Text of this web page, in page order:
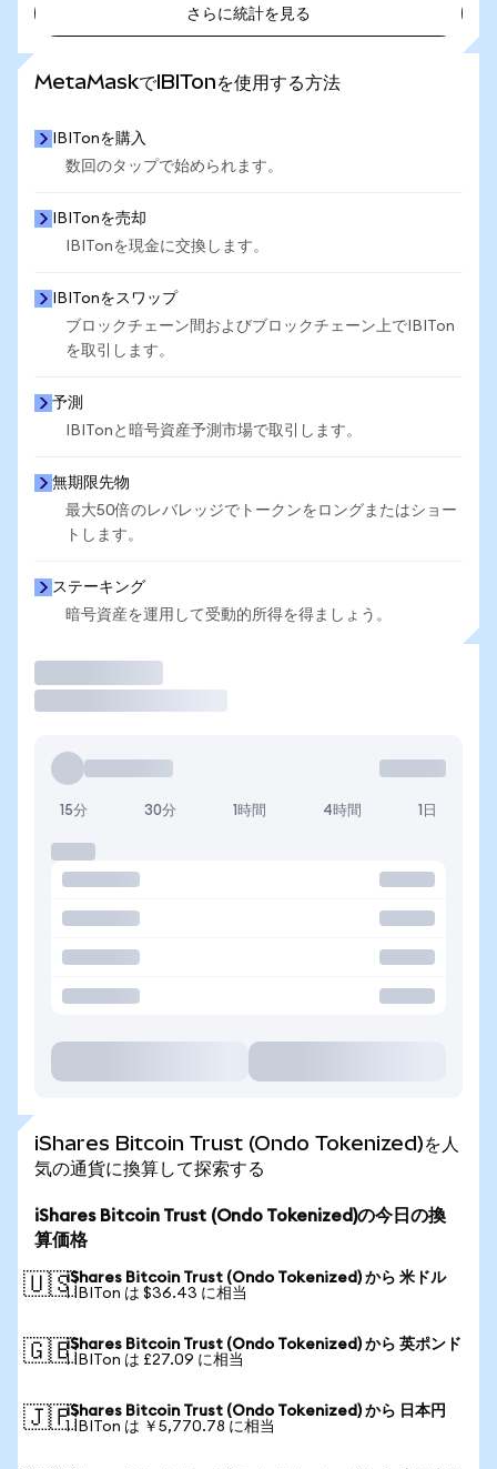
さらに統計を見る
MetaMaskでIBITonを使用する方法
IBITonを購入
数回のタップで始められます。
IBITonを売却
IBITonを現金に交換します。
IBITonをスワップ
ブロックチェーン間およびブロックチェーン上でIBITon
を取引します。
予測
IBITonと暗号資産予測市場で取引します。
無期限先物
最大50倍のレバレッジでトークンをロングまたはショー
トします。
ステーキング
暗号資産を運用して受動的所得を得ましょう。
15分 30分 1時間 4時間 1日
iShares Bitcoin Trust (Ondo Tokenized)を人
気の通貨に換算して探索する
iShares Bitcoin Trust (Ondo Tokenized)の今日の換
算価格
🇺🇸iShares Bitcoin Trust (Ondo Tokenized) から 米ドル
1 IBITon は $36.43 に相当
🇬🇧iShares Bitcoin Trust (Ondo Tokenized) から 英ポンド
1 IBITon は £27.09 に相当
🇯🇵iShares Bitcoin Trust (Ondo Tokenized) から 日本円
1 IBITon は ￥5,770.78 に相当